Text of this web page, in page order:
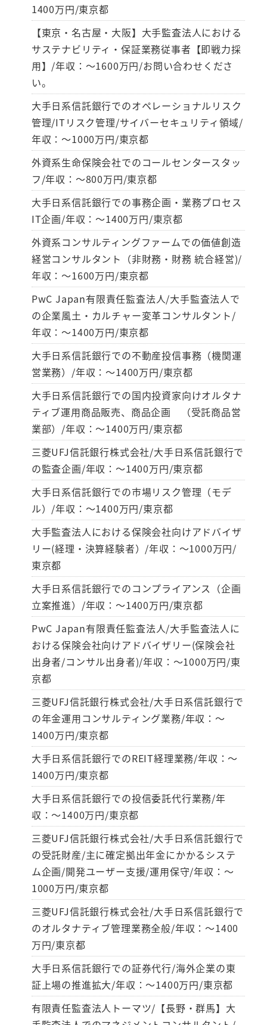
1400万円/東京都
【東京・名古屋・大阪】大手監査法人における
サステナビリティ・保証業務従事者【即戦力採
用】/年収：～1600万円/お問い合わせくださ
い。
大手日系信託銀行でのオペレーショナルリスク
管理/ITリスク管理/サイバーセキュリティ領域/
年収：～1000万円/東京都
外資系生命保険会社でのコールセンタースタッ
フ/年収：～800万円/東京都
大手日系信託銀行での事務企画・業務プロセス
IT企画/年収：～1400万円/東京都
外資系コンサルティングファームでの価値創造
経営コンサルタント（非財務・財務 統合経営)/
年収：～1600万円/東京都
PwC Japan有限責任監査法人/大手監査法人で
の企業風土・カルチャー変革コンサルタント/
年収：～1400万円/東京都
大手日系信託銀行での不動産投信事務（機関運
営業務）/年収：～1400万円/東京都
大手日系信託銀行での国内投資家向けオルタナ
ティブ運用商品販売、商品企画 （受託商品営
業部）/年収：～1400万円/東京都
三菱UFJ信託銀行株式会社/大手日系信託銀行で
の監査企画/年収：～1400万円/東京都
大手日系信託銀行での市場リスク管理（モデ
ル）/年収：～1400万円/東京都
大手監査法人における保険会社向けアドバイザ
リー(経理・決算経験者）/年収：～1000万円/
東京都
大手日系信託銀行でのコンプライアンス（企画
立案推進）/年収：～1400万円/東京都
PwC Japan有限責任監査法人/大手監査法人に
おける保険会社向けアドバイザリー(保険会社
出身者/コンサル出身者)/年収：～1000万円/東
京都
三菱UFJ信託銀行株式会社/大手日系信託銀行で
の年金運用コンサルティング業務/年収：～
1400万円/東京都
大手日系信託銀行でのREIT経理業務/年収：～
1400万円/東京都
大手日系信託銀行での投信委託代行業務/年
収：～1400万円/東京都
三菱UFJ信託銀行株式会社/大手日系信託銀行で
の受託財産/主に確定拠出年金にかかるシステ
ム企画/開発ユーザー支援/運用保守/年収：～
1000万円/東京都
三菱UFJ信託銀行株式会社/大手日系信託銀行で
のオルタナティブ管理業務全般/年収：～1400
万円/東京都
大手日系信託銀行での証券代行/海外企業の東
証上場の推進拡大/年収：～1400万円/東京都
有限責任監査法人トーマツ/【長野・群馬】大